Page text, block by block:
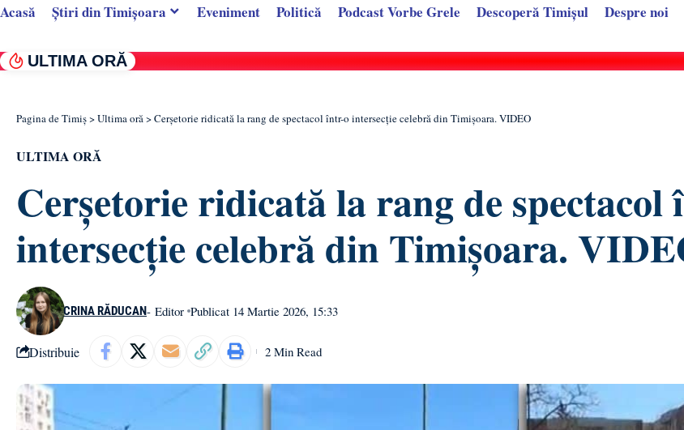
Acasă Știri din Timișoara Eveniment Politică Podcast Vorbe Grele Descoperă Timișul Despre noi
ULTIMA ORĂ Țeavă de gaz spartă în timpul unor lucrări, în față la Sala Olimpia. 60 de persoane au fost evacuate
Pagina de Timiș>Ultima oră>Cerșetorie ridicată la rang de spectacol într-o intersecție celebră din Timișoara. VIDEO
ULTIMA ORĂ
Cerșetorie ridicată la rang de spectacol
intersecție celebră din Timișoara.
CRINA RĂDUCAN- Editor Publicat 14 Martie 2026, 15:33
Distribuie 2 Min Read